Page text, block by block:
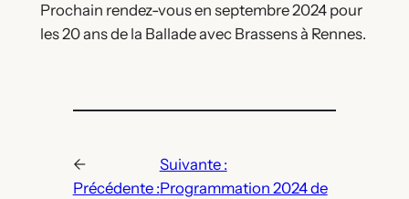
Prochain rendez-vous en septembre 2024 pour
les 20 ans de la Ballade avec Brassens à Rennes.
←
Précédente :
Suivante :
Programmation 2024 de